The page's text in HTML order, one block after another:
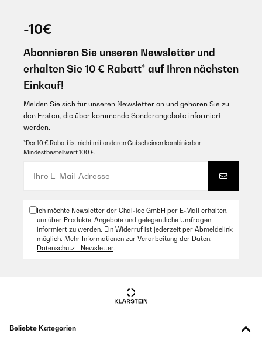
-10€
Abonnieren Sie unseren Newsletter und
erhalten Sie 10 € Rabatt* auf Ihren nächsten
Einkauf!
Melden Sie sich für unseren Newsletter an und gehören Sie zu
den Ersten, die über kommende Sonderangebote informiert
werden.
*Der 10 € Rabatt ist nicht mit anderen Gutscheinen kombinierbar.
Mindestbestellwert 100 €.
Ich möchte Newsletter der Chal-Tec GmbH per E-Mail erhalten,
um über Produkte, Angebote und gelegentliche Umfragen
informiert zu werden. Ein Widerruf ist jederzeit per Abmeldelink
möglich. Mehr Informationen zur Verarbeitung der Daten:
Datenschutz - Newsletter.
Beliebte Kategorien